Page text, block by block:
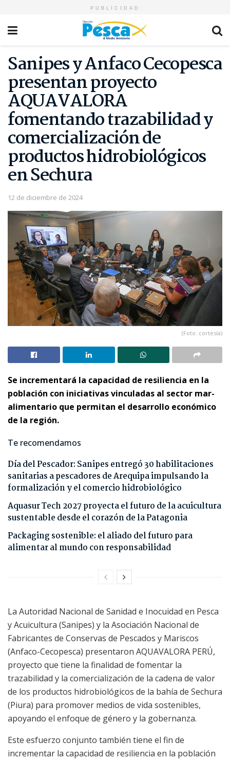
PUBLICIDAD
Sanipes y Anfaco Cecopesca
presentan proyecto
AQUAVALORA
fomentando trazabilidad y
comercialización de
productos hidrobiológicos
en Sechura
12 de diciembre de 2024
(Foto: cortesía)
Se incrementará la capacidad de resiliencia en la
población con iniciativas vinculadas al sector mar-
alimentario que permitan el desarrollo económico
de la región.
Te recomendamos
Día del Pescador: Sanipes entregó 30 habilitaciones
sanitarias a pescadores de Arequipa impulsando la
formalización y el comercio hidrobiológico
Aquasur Tech 2027 proyecta el futuro de la acuicultura
sustentable desde el corazón de la Patagonia
Packaging sostenible: el aliado del futuro para
alimentar al mundo con responsabilidad
La Autoridad Nacional de Sanidad e Inocuidad en Pesca
y Acuicultura (Sanipes) y la Asociación Nacional de
Fabricantes de Conservas de Pescados y Mariscos
(Anfaco-Cecopesca) presentaron AQUAVALORA PERÚ,
proyecto que tiene la finalidad de fomentar la
trazabilidad y la comercialización de la cadena de valor
de los productos hidrobiológicos de la bahía de Sechura
(Piura) para promover medios de vida sostenibles,
apoyando el enfoque de género y la gobernanza.
Este esfuerzo conjunto también tiene el fin de
incrementar la capacidad de resiliencia en la población